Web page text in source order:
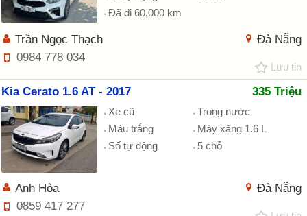
Đã đi 60,000 km
Đà Nẵng
Trần Ngọc Thạch
0984 778 034
Lưu tin
Kia Cerato 1.6 AT - 2017 335 Triệu
Xe cũ
Trong nước
Màu trắng
Máy xăng 1.6 L
Số tự động
5 chỗ
Đà Nẵng
Anh Hòa
0859 417 277